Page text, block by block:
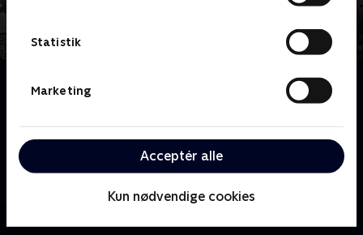
Statistik
Marketing
Acceptér alle
Kun nødvendige cookies
Beboerne fra Grønneparken i Holbæk er trætte af at
kommunen, boligselskabet og ikke mindst beboerne,
kæmpet for at vende udviklingen. Nu vil de én gang